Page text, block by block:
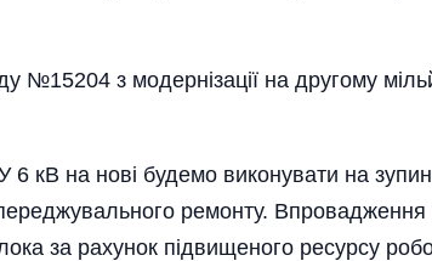
№15204 з модернізації на другому
6 кВ на нові будемо виконувати на
ремонту. Впровадження
за рахунок підвищеного ресурсу